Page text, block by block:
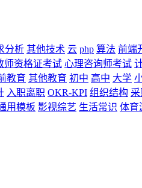
分析 其他技术 云 php 算法 前端
师资格证考试 心理咨询师考试
教育 其他教育 初中 高中 大学
入职离职 OKR-KPI 组织结构
用模板 影视综艺 生活常识 体育